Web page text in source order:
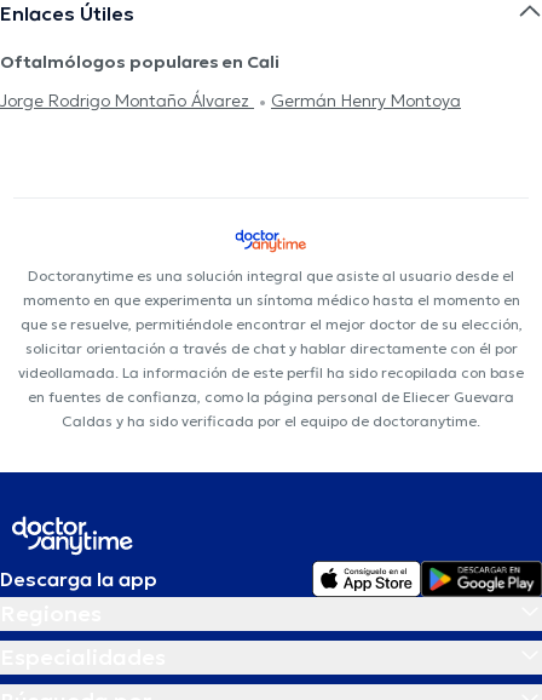
Enlaces Útiles
Oftalmólogos populares en Cali
Jorge Rodrigo Montaño Álvarez
Germán Henry Montoya
Doctoranytime es una solución integral que asiste al usuario desde el
momento en que experimenta un síntoma médico hasta el momento en
que se resuelve, permitiéndole encontrar el mejor doctor de su elección,
solicitar orientación a través de chat y hablar directamente con él por
videollamada. La información de este perfil ha sido recopilada con base
en fuentes de confianza, como la página personal de Eliecer Guevara
Caldas y ha sido verificada por el equipo de doctoranytime.
Descarga la app